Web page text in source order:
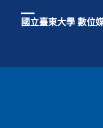
國立臺東大學 數位